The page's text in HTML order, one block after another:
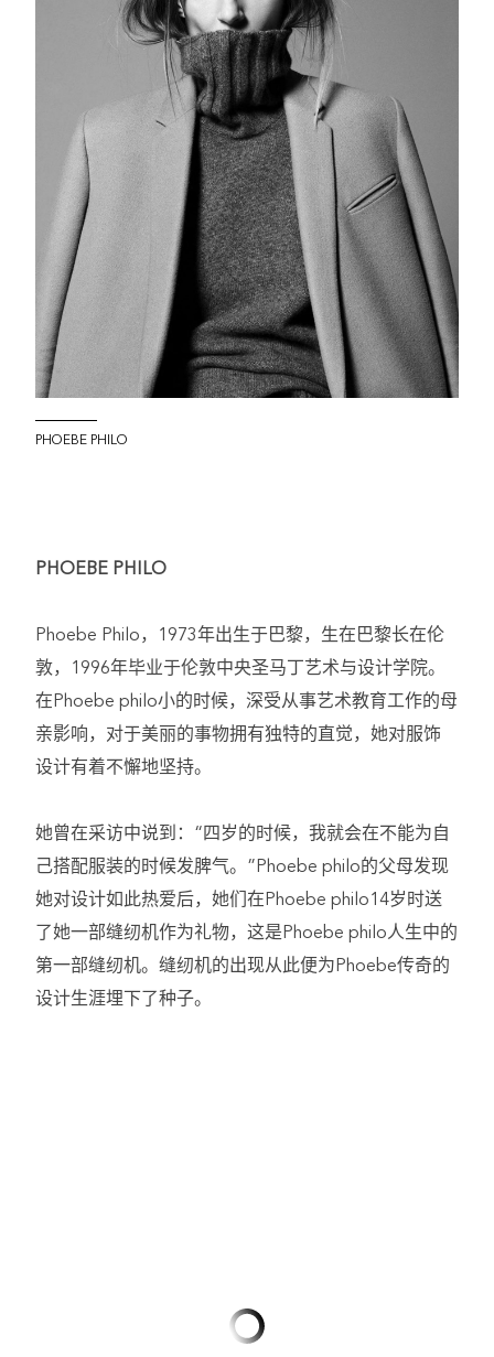
PHOEBE PHILO
PHOEBE PHILO
Phoebe Philo，1973年出生于巴黎，生在巴黎长在伦
敦，1996年毕业于伦敦中央圣马丁艺术与设计学院。
在Phoebe philo小的时候，深受从事艺术教育工作的母
亲影响，对于美丽的事物拥有独特的直觉，她对服饰
设计有着不懈地坚持。
她曾在采访中说到：“四岁的时候，我就会在不能为自
己搭配服装的时候发脾气。”Phoebe philo的父母发现
她对设计如此热爱后，她们在Phoebe philo14岁时送
了她一部缝纫机作为礼物，这是Phoebe philo人生中的
第一部缝纫机。缝纫机的出现从此便为Phoebe传奇的
设计生涯埋下了种子。